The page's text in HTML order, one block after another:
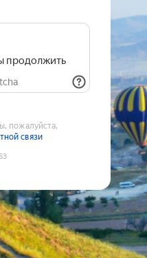
продолжить
пожалуйста,
связи